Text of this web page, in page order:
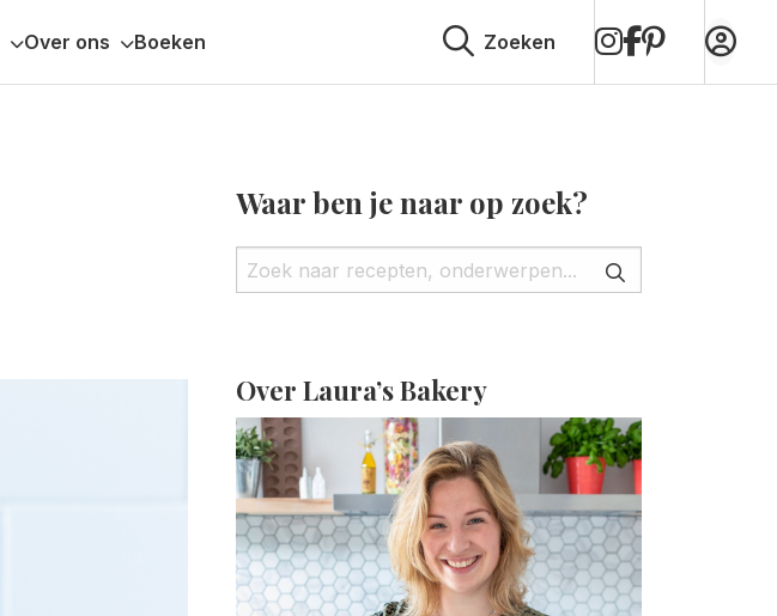
Over ons Boeken Zoeken
op
Instagram
op
Facebook
op
Pinterest
Waar ben je naar op zoek?
Over Laura’s Bakery